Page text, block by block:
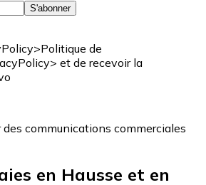
S'abonner
de
et de recevoir la
des communications commerciales
en Hausse et en